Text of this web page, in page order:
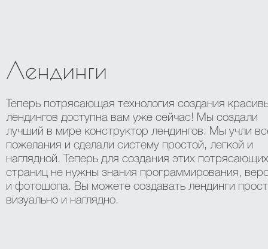
Лендинги
Теперь потрясающая технология создания
лендингов доступна вам уже сейчас! Мы создали
лучший в мире конструктор лендингов. Мы учли
пожелания и сделали систему простой, легкой и
наглядной. Теперь для создания этих потрясающих
страниц не нужны знания программирования,
и фотошопа. Вы можете создавать лендинги
визуально и наглядно.